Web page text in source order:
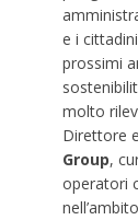
e i
prossimi
molto
Direttore
Group,
operatori